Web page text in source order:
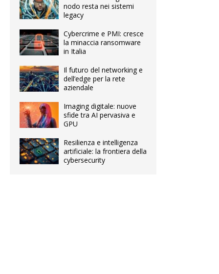
nodo resta nei sistemi
legacy
Cybercrime e PMI: cresce
la minaccia ransomware
in Italia
Il futuro del networking e
dell’edge per la rete
aziendale
Imaging digitale: nuove
sfide tra AI pervasiva e
GPU
Resilienza e intelligenza
artificiale: la frontiera della
cybersecurity